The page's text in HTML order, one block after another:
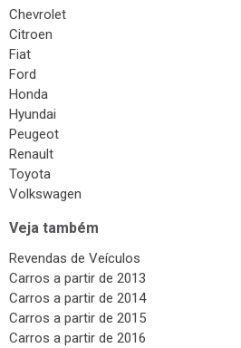
Capotas
Despachante
Vistorias
Surdinas
Bombas Injetoras
Gás Veicular
Chevrolet
Citroen
Fiat
Ford
Honda
Hyundai
Peugeot
Renault
Toyota
Volkswagen
Veja também
Revendas de Veículos
Carros a partir de 2013
Carros a partir de 2014
Carros a partir de 2015
Carros a partir de 2016